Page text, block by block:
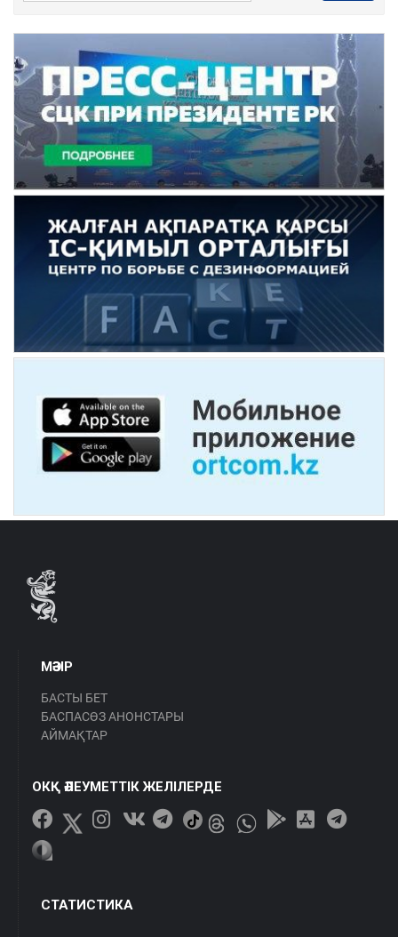
МӘЗІР
БАСТЫ БЕТ
БАСПАСӨЗ АНОНСТАРЫ
АЙМАҚТАР
ОКҚ ӘЛЕУМЕТТІК ЖЕЛІЛЕРДЕ
СТАТИСТИКА